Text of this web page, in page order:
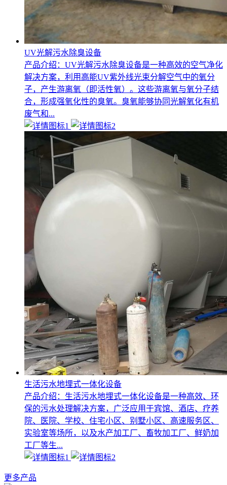
UV光解污水除臭设备
产品介绍：UV光解污水除臭设备是一种高效的空气净化
解决方案，利用高能UV紫外线光束分解空气中的氧分
子，产生游离氧（即活性氧）。这些游离氧与氧分子结
合，形成强氧化性的臭氧。臭氧能够协同光解氧化有机
废气和...
生活污水地埋式一体化设备
产品介绍：生活污水地埋式一体化设备是一种高效、环
保的污水处理解决方案，广泛应用于宾馆、酒店、疗养
院、医院、学校、住宅小区、别墅小区、高速服务区、
实验室等场所，以及水产加工厂、畜牧加工厂、鲜奶加
工厂等生...
更多产品